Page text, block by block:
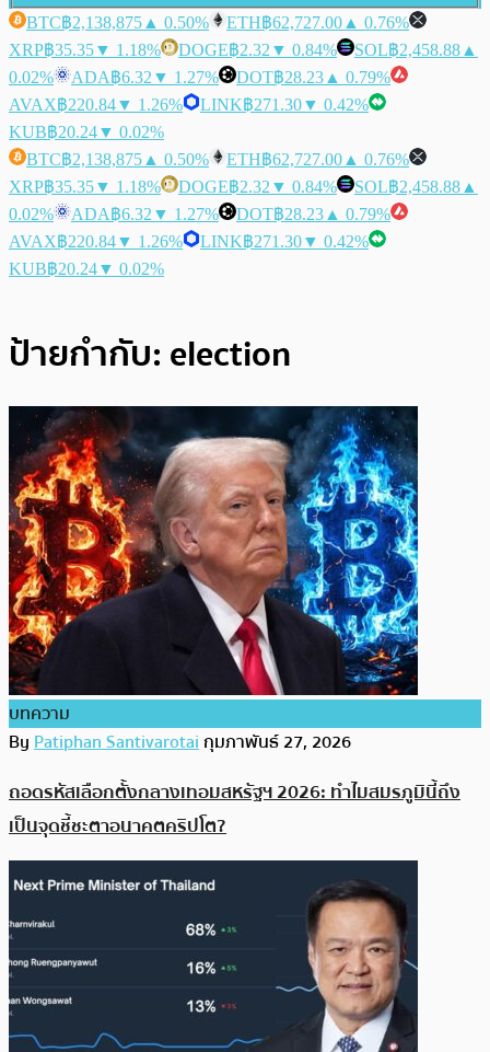
BTC฿2,138,875 ▲ 0.50% ETH฿62,727.00 ▲ 0.76%
XRP฿35.35▼ 1.18% DOGE฿2.32 ▼ 0.84% SOL฿2,458.88 ▲
0.02%
ADA฿6.32 ▼ 1.27% DOT฿28.23 ▲ 0.79%
AVAX฿220.84▼ 1.26% LINK฿271.30▼ 0.42%
KUB฿20.24▼ 0.02%
BTC฿2,138,875 ▲ 0.50% ETH฿62,727.00 ▲ 0.76%
XRP฿35.35▼ 1.18% DOGE฿2.32 ▼ 0.84% SOL฿2,458.88 ▲
0.02%
ADA฿6.32 ▼ 1.27% DOT฿28.23 ▲ 0.79%
AVAX฿220.84▼ 1.26% LINK฿271.30▼ 0.42%
KUB฿20.24▼ 0.02%
ป้ายกำกับ: election
บทความ
ByPatiphan Santivarotaiกุมภาพันธ์ 27, 2026
ถอดรหัสเลือกตั้งกลางเทอมสหรัฐฯ 2026: ทำไมสมรภูมินี้ถึง
เป็นจุดชี้ชะตาอนาคตคริปโต?